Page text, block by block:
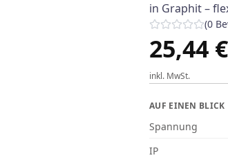
in Graphit –
(0
25,44 €
inkl. MwSt.
AUF EINEN BLICK
Spannung
IP